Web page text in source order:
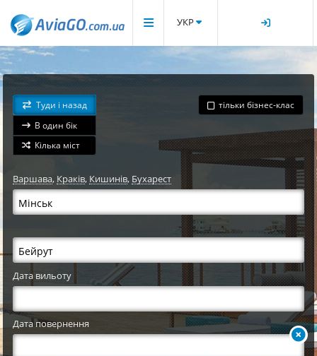
УКР
Туди і назад
В один бік
Кілька міст
тільки бізнес-клас
Варшава,Краків, Кишинів, Бухарест
Дата вильоту
Дата повернення